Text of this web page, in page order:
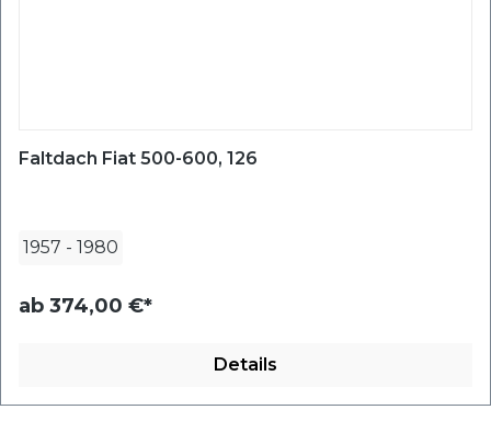
Faltdach Fiat 500-600, 126
1957 - 1980
ab 374,00 €*
Details